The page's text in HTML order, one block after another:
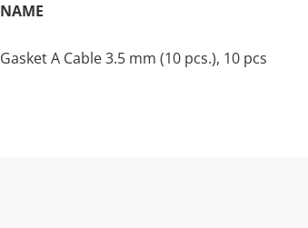
NAME
Gasket A Cable 3.5 mm (10 pcs.), 10 pcs